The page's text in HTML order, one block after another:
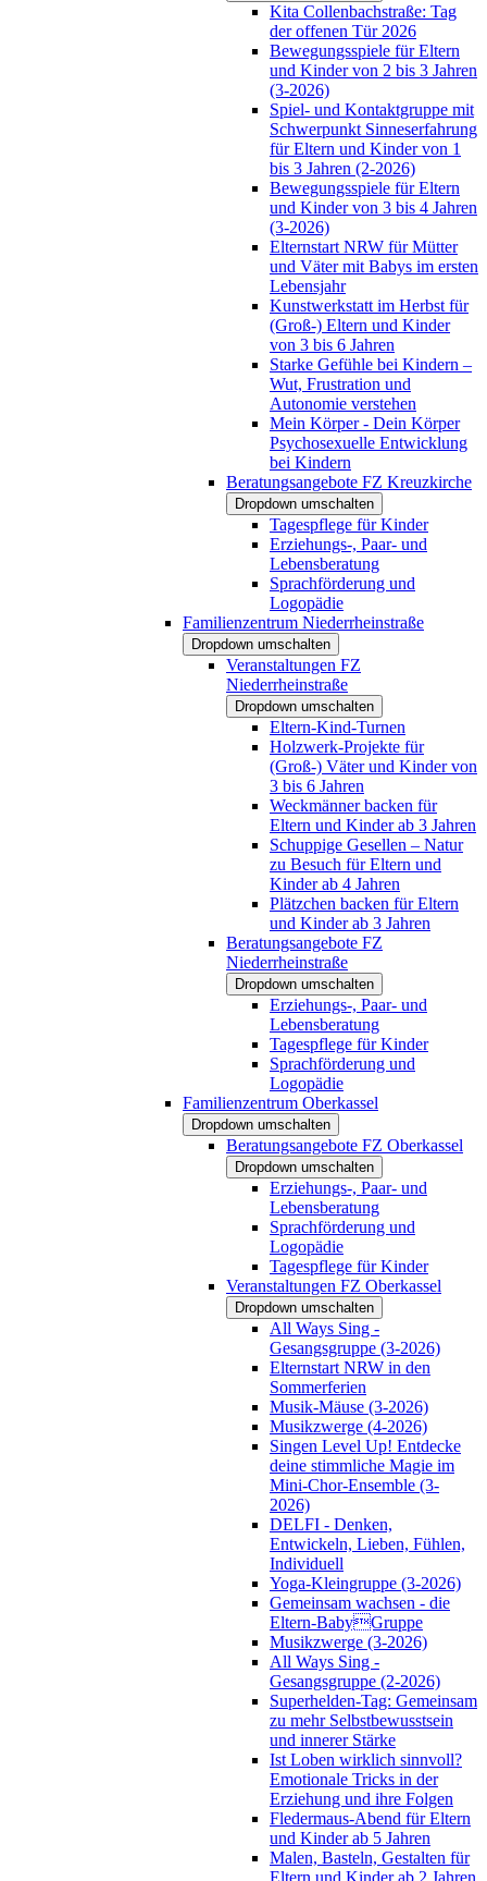
Kita Collenbachstraße: Tag
der offenen Tür 2026
Bewegungsspiele für Eltern
und Kinder von 2 bis 3 Jahren
(3-2026)
Spiel- und Kontaktgruppe mit
Schwerpunkt Sinneserfahrung
für Eltern und Kinder von 1
bis 3 Jahren (2-2026)
Bewegungsspiele für Eltern
und Kinder von 3 bis 4 Jahren
(3-2026)
Elternstart NRW für Mütter
und Väter mit Babys im ersten
Lebensjahr
Kunstwerkstatt im Herbst für
(Groß-) Eltern und Kinder
von 3 bis 6 Jahren
Starke Gefühle bei Kindern –
Wut, Frustration und
Autonomie verstehen
Mein Körper - Dein Körper
Psychosexuelle Entwicklung
bei Kindern
Beratungsangebote FZ Kreuzkirche
Dropdown umschalten
Tagespflege für Kinder
Erziehungs-, Paar- und
Lebensberatung
Sprachförderung und
Logopädie
Familienzentrum Niederrheinstraße
Dropdown umschalten
Veranstaltungen FZ
Niederrheinstraße
Dropdown umschalten
Eltern-Kind-Turnen
Holzwerk-Projekte für
(Groß-) Väter und Kinder von
3 bis 6 Jahren
Weckmänner backen für
Eltern und Kinder ab 3 Jahren
Schuppige Gesellen – Natur
zu Besuch für Eltern und
Kinder ab 4 Jahren
Plätzchen backen für Eltern
und Kinder ab 3 Jahren
Beratungsangebote FZ
Niederrheinstraße
Dropdown umschalten
Erziehungs-, Paar- und
Lebensberatung
Tagespflege für Kinder
Sprachförderung und
Logopädie
Familienzentrum Oberkassel
Dropdown umschalten
Beratungsangebote FZ Oberkassel
Dropdown umschalten
Erziehungs-, Paar- und
Lebensberatung
Sprachförderung und
Logopädie
Tagespflege für Kinder
Veranstaltungen FZ Oberkassel
Dropdown umschalten
All Ways Sing -
Gesangsgruppe (3-2026)
Elternstart NRW in den
Sommerferien
Musik-Mäuse (3-2026)
Musikzwerge (4-2026)
Singen Level Up! Entdecke
deine stimmliche Magie im
Mini-Chor-Ensemble (3-
2026)
DELFI - Denken,
Entwickeln, Lieben, Fühlen,
Individuell
Yoga-Kleingruppe (3-2026)
Gemeinsam wachsen - die
Eltern-BabyGruppe
Musikzwerge (3-2026)
All Ways Sing -
Gesangsgruppe (2-2026)
Superhelden-Tag: Gemeinsam
zu mehr Selbstbewusstsein
und innerer Stärke
Ist Loben wirklich sinnvoll?
Emotionale Tricks in der
Erziehung und ihre Folgen
Fledermaus-Abend für Eltern
und Kinder ab 5 Jahren
Malen, Basteln, Gestalten für
Eltern und Kinder ab 2 Jahren